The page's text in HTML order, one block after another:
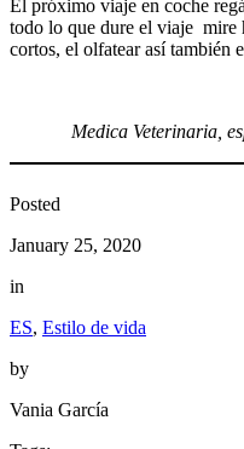
El próximo viaje en coche
todo lo que dure el viaje mire
cortos, el olfatear así también
Medica Veterinaria,
Posted
January 25, 2020
in
ES, Estilo de vida
by
Vania García